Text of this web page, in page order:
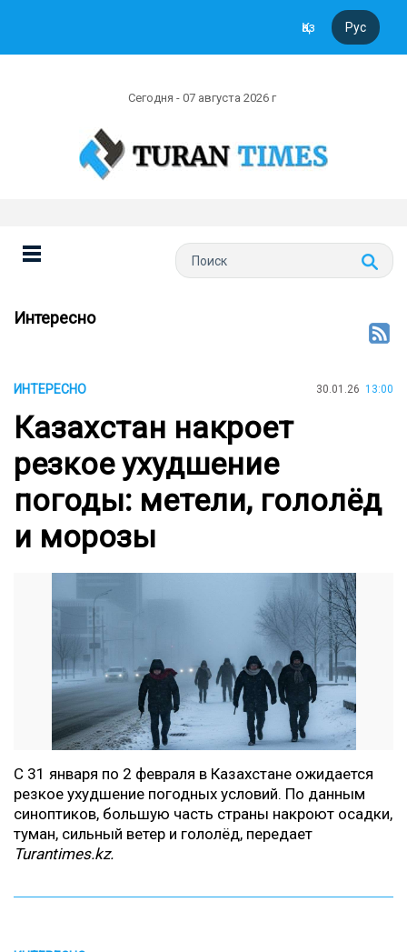
Қаз Рус
Сегодня - 07 августа 2026 г
Интересно
ИНТЕРЕСНО 30.01.26 13:00
Казахстан накроет
резкое ухудшение
погоды: метели, гололёд
и морозы
С 31 января по 2 февраля в Казахстане ожидается
резкое ухудшение погодных условий. По данным
синоптиков, большую часть страны накроют осадки,
туман, сильный ветер и гололёд, передает
Turantimes.kz.